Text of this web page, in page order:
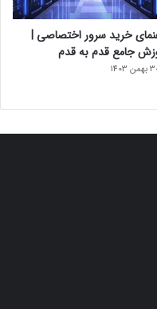
خرید سرور اختصاصی |
جامع قدم به قدم
1403